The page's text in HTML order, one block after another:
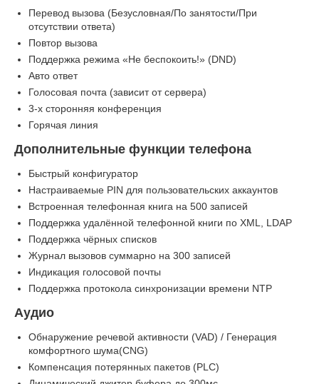
Перевод вызова (Безусловная/По занятости/При
отсутствии ответа)
Повтор вызова
Поддержка режима «Не беспокоить!» (DND)
Авто ответ
Голосовая почта (зависит от сервера)
3-х сторонняя конференция
Горячая линия
Дополнительные функции телефона
Быстрый конфигуратор
Настраиваемые PIN для пользовательских аккаунтов
Встроенная телефонная книга на 500 записей
Поддержка удалённой телефонной книги по XML, LDAP
Поддержка чёрных списков
Журнал вызовов суммарно на 300 записей
Индикация голосовой почты
Поддержка протокола синхронизации времени NTP
Аудио
Обнаружение речевой активности (VAD) / Генерация
комфортного шума(CNG)
Компенсация потерянных пакетов (PLC)